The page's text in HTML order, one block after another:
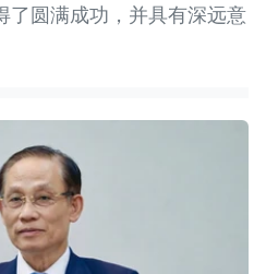
了圆满成功，并具有深远意